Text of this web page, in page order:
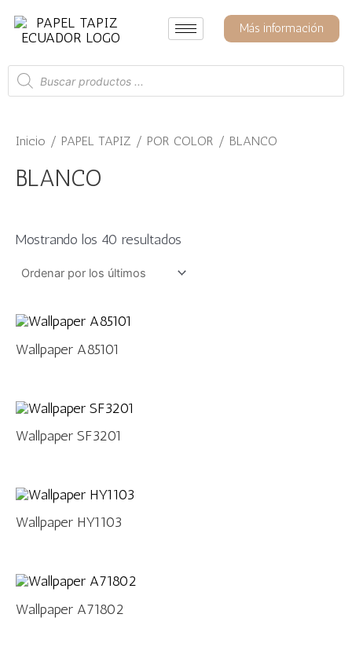
contenido
Más información
Búsqueda
de
productos
Inicio / PAPEL TAPIZ / POR COLOR / BLANCO
BLANCO
Mostrando los 40 resultados
por
los
Wallpaper A85101
Wallpaper SF3201
Wallpaper HY1103
Wallpaper A71802